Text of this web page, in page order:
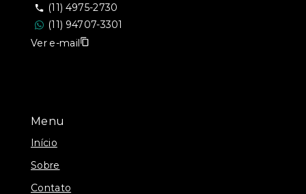
Menu
Início
Sobre
Contato
(11) 4975-2730
(11) 94707-3301
Ver e-mail